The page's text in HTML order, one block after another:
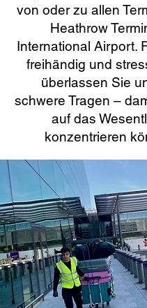
von oder zu allen
Heathrow
International Airport.
freihändig und
überlassen Sie
schwere Tragen –
auf das
konzentrieren